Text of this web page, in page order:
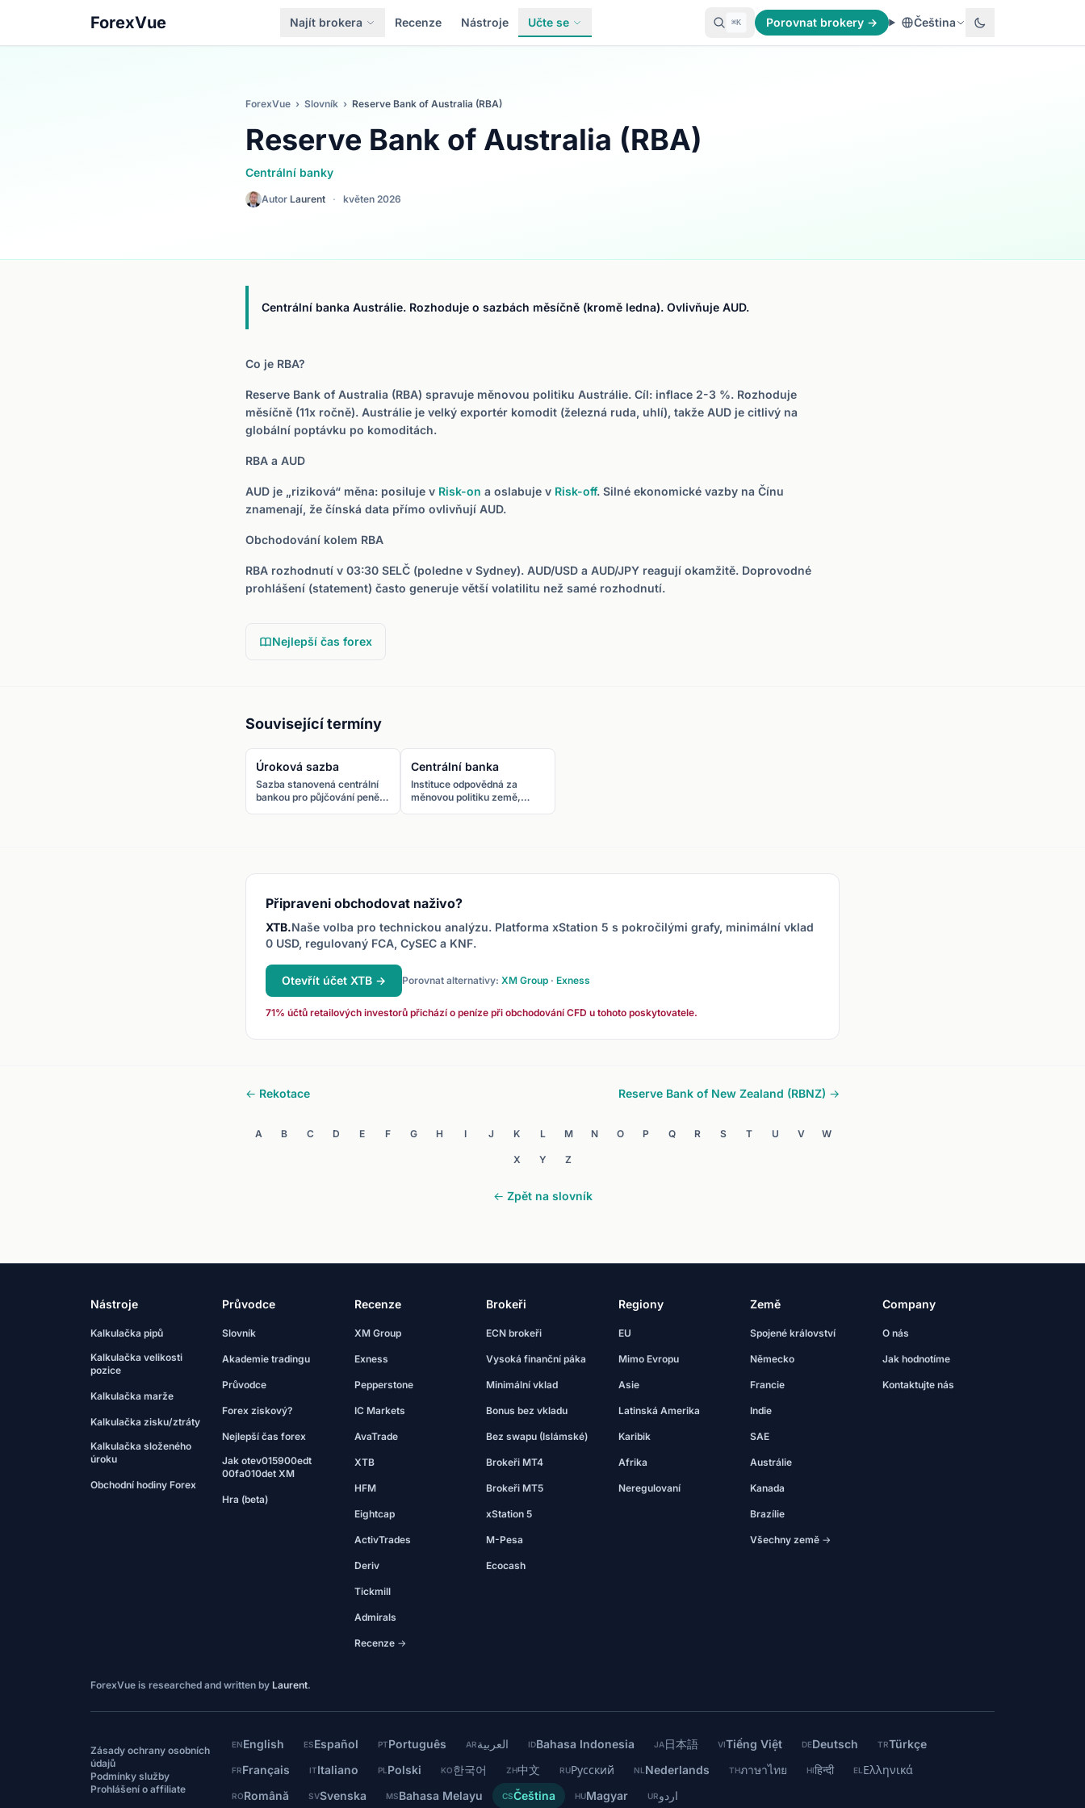
ForexVue Najít brokera Recenze Nástroje Učte se ⌘K Porovnat brokery → Čeština
ForexVue › Slovník › Reserve Bank of Australia (RBA)
Reserve Bank of Australia (RBA)
Centrální banky
Autor Laurent · květen 2026
Centrální banka Austrálie. Rozhoduje o sazbách měsíčně (kromě ledna). Ovlivňuje AUD.
Co je RBA?
Reserve Bank of Australia (RBA) spravuje měnovou politiku Austrálie. Cíl: inflace 2-3 %. Rozhoduje
měsíčně (11x ročně). Austrálie je velký exportér komodit (železná ruda, uhlí), takže AUD je citlivý na
globální poptávku po komoditách.
RBA a AUD
AUD je „riziková“ měna: posiluje v Risk-on a oslabuje v Risk-off. Silné ekonomické vazby na Čínu
znamenají, že čínská data přímo ovlivňují AUD.
Obchodování kolem RBA
RBA rozhodnutí v 03:30 SELČ (poledne v Sydney). AUD/USD a AUD/JPY reagují okamžitě. Doprovodné
prohlášení (statement) často generuje větší volatilitu než samé rozhodnutí.
Nejlepší čas forex
Související termíny
Úroková sazba
Sazba stanovená centrální
bankou pro půjčování peněz.
Centrální banka
Instituce odpovědná za
měnovou politiku země,
Připraveni obchodovat naživo?
XTB.Naše volba pro technickou analýzu. Platforma xStation 5 s pokročilými grafy, minimální vklad
0 USD, regulovaný FCA, CySEC a KNF.
Otevřít účet XTB → Porovnat alternativy: XM Group · Exness
71% účtů retailových investorů přichází o peníze při obchodování CFD u tohoto poskytovatele.
← Rekotace Reserve Bank of New Zealand (RBNZ) →
A B C D E F G H I J K L M N O P Q R S T U V W
X Y Z
← Zpět na slovník
Nástroje
Kalkulačka pipů
Kalkulačka velikosti
pozice
Kalkulačka marže
Kalkulačka zisku/ztráty
Kalkulačka složeného
úroku
Obchodní hodiny Forex
Průvodce
Slovník
Akademie tradingu
Průvodce
Forex ziskový?
Nejlepší čas forex
Jak otev015900edt
00fa010det XM
Hra (beta)
Recenze
XM Group
Exness
Pepperstone
IC Markets
AvaTrade
XTB
HFM
Eightcap
ActivTrades
Deriv
Tickmill
Admirals
Recenze →
Brokeři
ECN brokeři
Vysoká finanční páka
Minimální vklad
Bonus bez vkladu
Bez swapu (Islámské)
Brokeři MT4
Brokeři MT5
xStation 5
M-Pesa
Ecocash
Regiony
EU
Mimo Evropu
Asie
Latinská Amerika
Karibik
Afrika
Neregulovaní
Země
Spojené království
Německo
Francie
Indie
SAE
Austrálie
Kanada
Brazílie
Všechny země →
Company
O nás
Jak hodnotíme
Kontaktujte nás
ForexVue is researched and written by Laurent.
Zásady ochrany osobních
údajů
Podmínky služby
Prohlášení o affiliate
ENEnglish ESEspañol PTPortuguês ARالعربية IDBahasa Indonesia JA日本語 VITiếng Việt DEDeutsch TRTürkçe
FRFrançais ITItaliano PL Polski KO한국어 ZH中文 RUРусский NL Nederlands THภาษาไทย HIहिन्दी EL Ελληνικά
RORomână SVSvenska MSBahasa Melayu CSČeština HUMagyar URاردو